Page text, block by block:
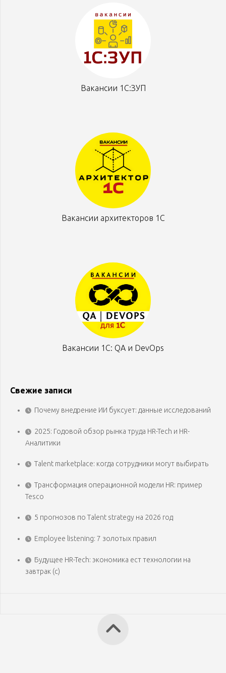
Вакансии 1С:ЗУП
Вакансии архитекторов 1С
Вакансии 1С: QA и DevOps
Свежие записи
Почему внедрение ИИ буксует: данные исследований
2025: Годовой обзор рынка труда HR-Tech и HR-
Аналитики
Talent marketplace: когда сотрудники могут выбирать
Трансформация операционной модели HR: пример
Tesco
5 прогнозов по Talent strategy на 2026 год
Employee listening: 7 золотых правил
Будущее HR-Tech: экономика ест технологии на
завтрак (с)